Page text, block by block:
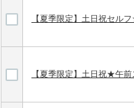
【夏季限定】土日祝セ
【夏季限定】土日祝★午